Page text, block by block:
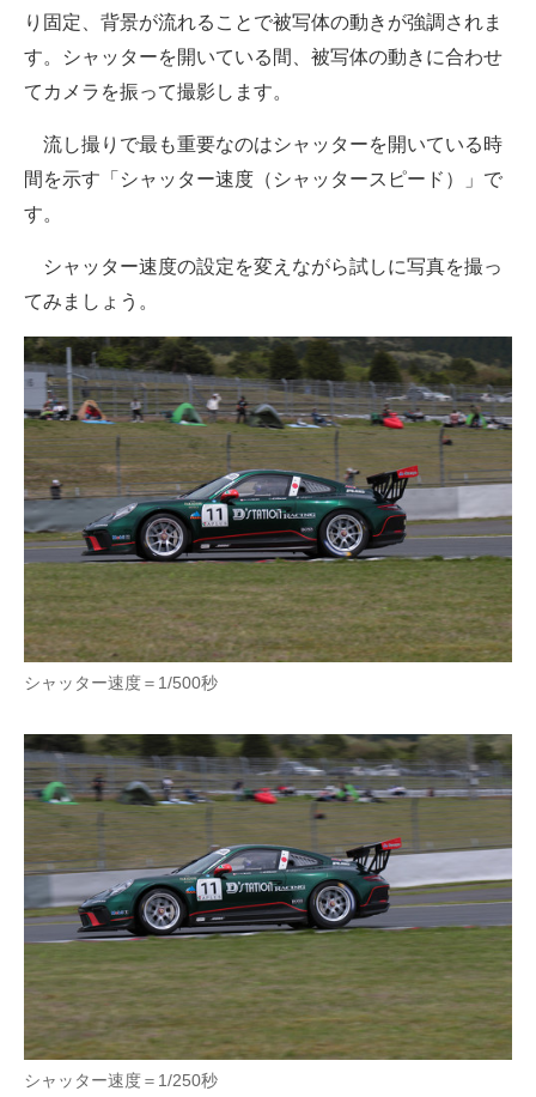
り固定、背景が流れることで被写体の動きが強調されま
す。シャッターを開いている間、被写体の動きに合わせ
てカメラを振って撮影します。
流し撮りで最も重要なのはシャッターを開いている時
間を示す「シャッター速度（シャッタースピード）」で
す。
シャッター速度の設定を変えながら試しに写真を撮っ
てみましょう。
シャッター速度＝1/500秒
シャッター速度＝1/250秒